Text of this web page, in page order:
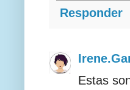
Responder
Estas